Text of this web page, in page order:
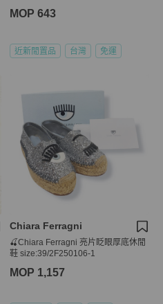
MOP 643
近新閒置品 台灣 免運
Chiara Ferragni
🍒Chiara Ferragni 亮片眨眼厚底休閒
鞋 size:39/2F250106-1
MOP 1,157